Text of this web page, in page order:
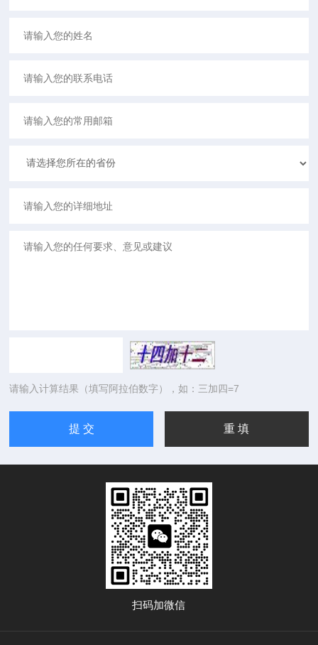
请输入计算结果（填写阿拉伯数字），如：三加四=7
扫码加微信